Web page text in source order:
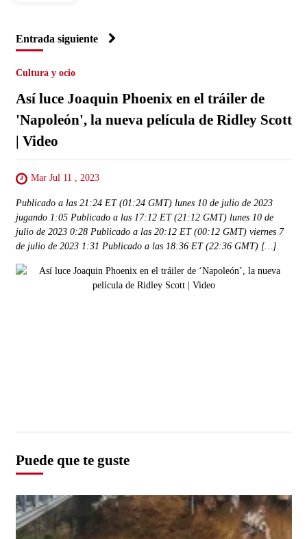
Entrada siguiente
Cultura y ocio
Así luce Joaquin Phoenix en el tráiler de
'Napoleón', la nueva película de Ridley Scott
| Video
Mar Jul 11 , 2023
Publicado a las 21:24 ET (01:24 GMT) lunes 10 de julio de 2023
jugando 1:05 Publicado a las 17:12 ET (21:12 GMT) lunes 10 de
julio de 2023 0:28 Publicado a las 20:12 ET (00:12 GMT) viernes 7
de julio de 2023 1:31 Publicado a las 18:36 ET (22:36 GMT) […]
Puede que te guste